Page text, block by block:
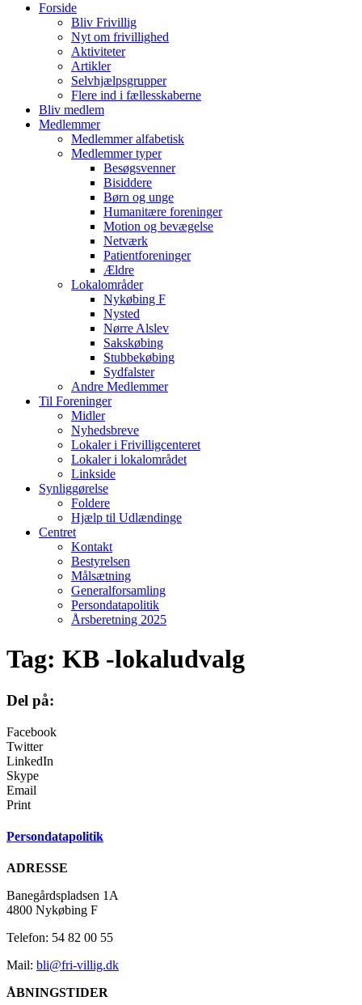
Forside
Bliv Frivillig
Nyt om frivillighed
Aktiviteter
Artikler
Selvhjælpsgrupper
Flere ind i fællesskaberne
Bliv medlem
Medlemmer
Medlemmer alfabetisk
Medlemmer typer
Besøgsvenner
Bisiddere
Børn og unge
Humanitære foreninger
Motion og bevægelse
Netværk
Patientforeninger
Ældre
Lokalområder
Nykøbing F
Nysted
Nørre Alslev
Sakskøbing
Stubbekøbing
Sydfalster
Andre Medlemmer
Til Foreninger
Midler
Nyhedsbreve
Lokaler i Frivilligcenteret
Lokaler i lokalområdet
Linkside
Synliggørelse
Foldere
Hjælp til Udlændinge
Centret
Kontakt
Bestyrelsen
Målsætning
Generalforsamling
Persondatapolitik
Årsberetning 2025
Tag: KB -lokaludvalg
Del på:
Facebook
Twitter
LinkedIn
Skype
Email
Print
Persondatapolitik
ADRESSE
Banegårdspladsen 1A
4800 Nykøbing F
Telefon: 54 82 00 55
Mail: bli@fri-villig.dk
ÅBNINGSTIDER